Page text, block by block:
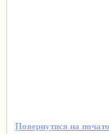
Повернутися на